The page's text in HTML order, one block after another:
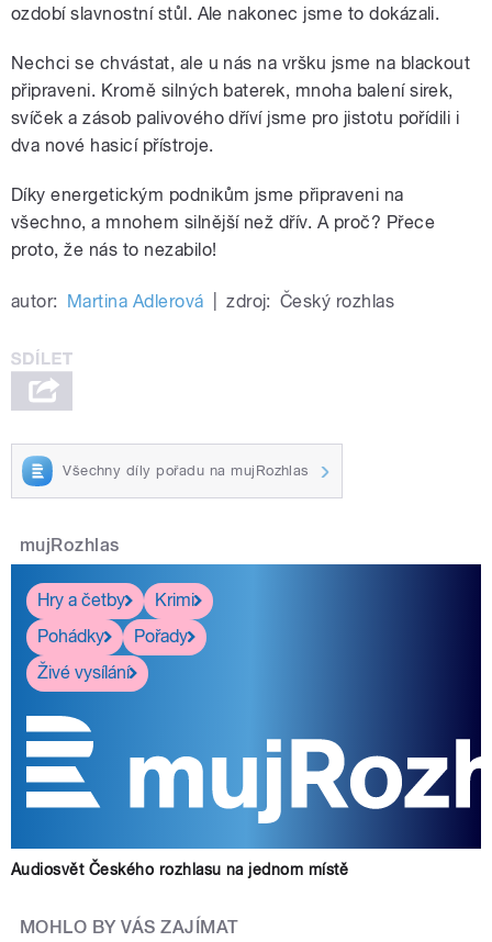
ozdobí slavnostní stůl. Ale nakonec jsme to dokázali.
Nechci se chvástat, ale u nás na vršku jsme na blackout
připraveni. Kromě silných baterek, mnoha balení sirek,
svíček a zásob palivového dříví jsme pro jistotu pořídili i
dva nové hasicí přístroje.
Díky energetickým podnikům jsme připraveni na
všechno, a mnohem silnější než dřív. A proč? Přece
proto, že nás to nezabilo!
autor: Martina Adlerová zdroj: Český rozhlas
Všechny díly pořadu na mujRozhlas
mujRozhlas
Hry a četby
Krimi
Pohádky
Pořady
Živé vysílání
Audiosvět Českého rozhlasu na jednom místě
MOHLO BY VÁS ZAJÍMAT